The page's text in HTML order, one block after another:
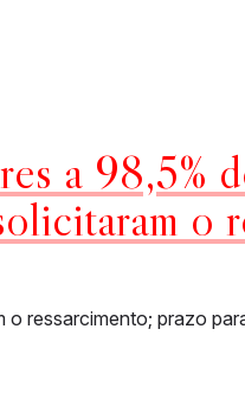
a 98,5%
o
o ressarcimento; prazo